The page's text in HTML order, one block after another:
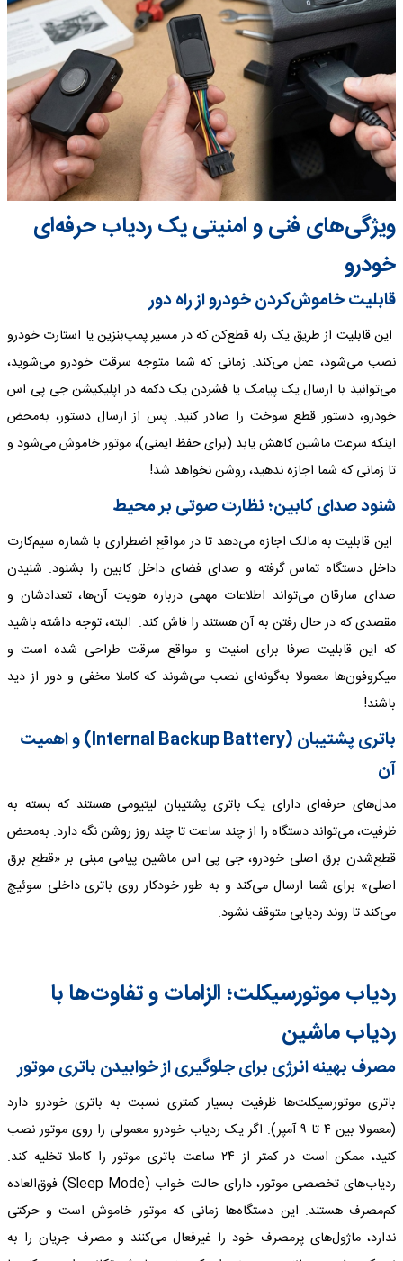
ویژگی‌های فنی و امنیتی یک ردیاب حرفه‌ای
خودرو
قابلیت خاموش‌کردن خودرو از راه دور
این قابلیت از طریق یک رله قطع‌کن که در مسیر پمپ‌بنزین یا استارت خودرو
نصب می‌شود، عمل می‌کند. زمانی که شما متوجه سرقت خودرو می‌شوید،
می‌توانید با ارسال یک پیامک یا فشردن یک دکمه در اپلیکیشن جی پی اس
خودرو، دستور قطع سوخت را صادر کنید. پس از ارسال دستور، به‌محض
اینکه سرعت ماشین کاهش یابد (برای حفظ ایمنی)، موتور خاموش می‌شود و
تا زمانی که شما اجازه ندهید، روشن نخواهد شد!
شنود صدای کابین؛ نظارت صوتی بر محیط
این قابلیت به مالک اجازه می‌دهد تا در مواقع اضطراری با شماره سیم‌کارت
داخل دستگاه تماس گرفته و صدای فضای داخل کابین را بشنود. شنیدن
صدای سارقان می‌تواند اطلاعات مهمی درباره هویت آن‌ها، تعدادشان و
مقصدی که در حال رفتن به آن هستند را فاش کند. البته، توجه داشته باشید
که این قابلیت صرفا برای امنیت و مواقع سرقت طراحی شده است و
میکروفون‌ها معمولا به‌گونه‌ای نصب می‌شوند که کاملا مخفی و دور از دید
باشند!
باتری پشتیبان (Internal Backup Battery) و اهمیت
آن
مدل‌های حرفه‌ای دارای یک باتری پشتیبان لیتیومی هستند که بسته به
ظرفیت، می‌تواند دستگاه را از چند ساعت تا چند روز روشن نگه دارد. به‌محض
قطع‌شدن برق اصلی خودرو، جی پی اس ماشین پیامی مبنی بر «قطع برق
اصلی» برای شما ارسال می‌کند و به طور خودکار روی باتری داخلی سوئیچ
می‌کند تا روند ردیابی متوقف نشود.
ردیاب موتورسیکلت؛ الزامات و تفاوت‌ها با
ردیاب ماشین
مصرف بهینه انرژی برای جلوگیری از خوابیدن باتری موتور
باتری موتورسیکلت‌ها ظرفیت بسیار کمتری نسبت به باتری خودرو دارد
(معمولا بین ۴ تا ۹ آمپر). اگر یک ردیاب خودرو معمولی را روی موتور نصب
کنید، ممکن است در کمتر از ۲۴ ساعت باتری موتور را کاملا تخلیه کند.
ردیاب‌های تخصصی موتور، دارای حالت خواب (Sleep Mode) فوق‌العاده
کم‌مصرف هستند. این دستگاه‌ها زمانی که موتور خاموش است و حرکتی
ندارد، ماژول‌های پرمصرف خود را غیرفعال می‌کنند و مصرف جریان را به